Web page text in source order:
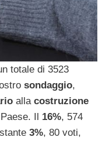
totale di 3523
sondaggio,
alla costruzione
Il 16%, 574
3%, 80 voti,